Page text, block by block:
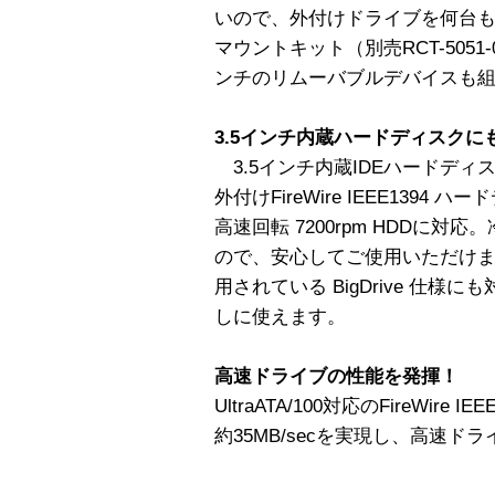
いので、外付けドライブを何台
マウントキット（別売RCT-
ンチのリムーバブルデバイスも
3.5インチ内蔵ハードディスクに
3.5インチ内蔵IDEハードディ
外付けFireWire IEEE1394 ハー
高速回転 7200rpm HDDに対応
ので、安心してご使用いただけ
用されている BigDrive 仕様にも
しに使えます。
高速ドライブの性能を発揮！
UltraATA/100対応のFireWire
約35MB/secを実現し、高速ド